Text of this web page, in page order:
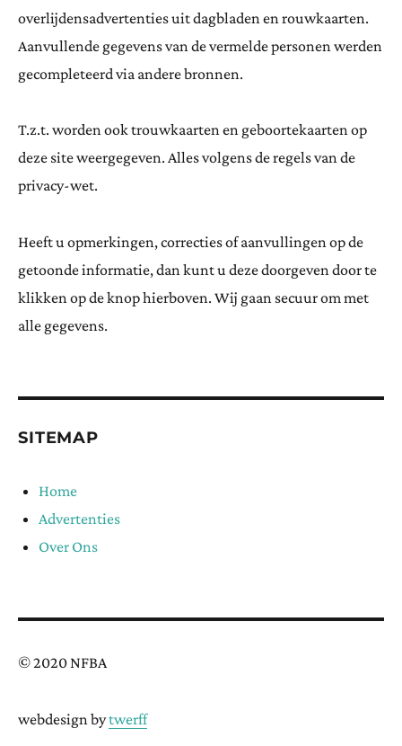
overlijdensadvertenties uit dagbladen en rouwkaarten.
Aanvullende gegevens van de vermelde personen werden
gecompleteerd via andere bronnen.
T.z.t. worden ook trouwkaarten en geboortekaarten op
deze site weergegeven. Alles volgens de regels van de
privacy-wet.
Heeft u opmerkingen, correcties of aanvullingen op de
getoonde informatie, dan kunt u deze doorgeven door te
klikken op de knop hierboven. Wij gaan secuur om met
alle gegevens.
SITEMAP
Home
Advertenties
Over Ons
© 2020 NFBA
webdesign bytwerff